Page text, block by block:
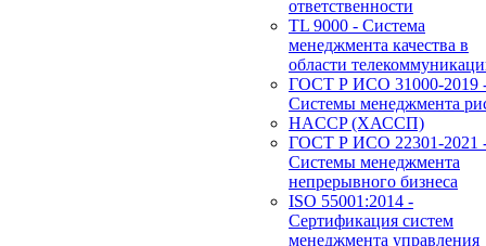
ответственности
TL 9000 - Система
менеджмента качества в
области
ГОСТ Р ИСО 31000-2019
Системы менеджмента
HACCP (ХАССП)
ГОСТ Р ИСО 22301-2021
Системы менеджмента
непрерывного бизнеса
ISO 55001:2014 -
Сертификация систем
менеджмента управления